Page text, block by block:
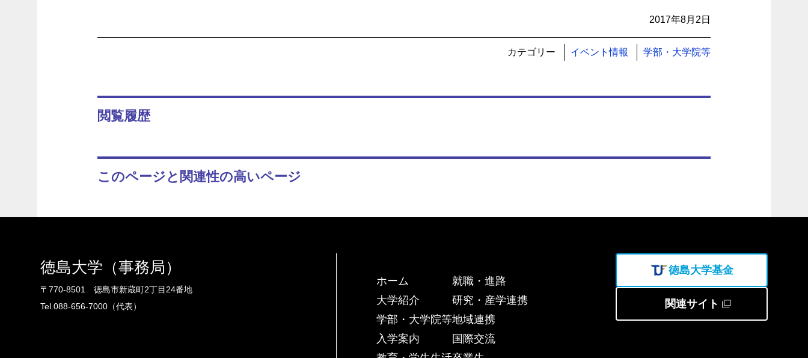
2017年8月2日
カテゴリー イベント情報 学部・大学院等
閲覧履歴
このページと関連性の高いページ
徳島大学（事務局）
〒770-8501 徳島市新蔵町2丁目24番地
Tel.088-656-7000（代表）
ホーム
大学紹介
学部・大学院等
入学案内
就職・進路
研究・産学連携
地域連携
国際交流
徳島大学基金
関連サイト